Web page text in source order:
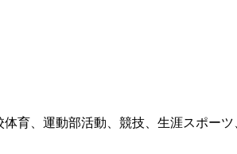
育、運動部活動、競技、生涯スポー